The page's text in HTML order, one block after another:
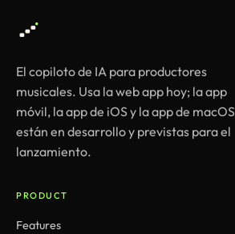
El copiloto de IA para productores
musicales. Usa la web app hoy; la app
móvil, la app de iOS y la app de macOS
están en desarrollo y previstas para el
lanzamiento.
PRODUCT
Features